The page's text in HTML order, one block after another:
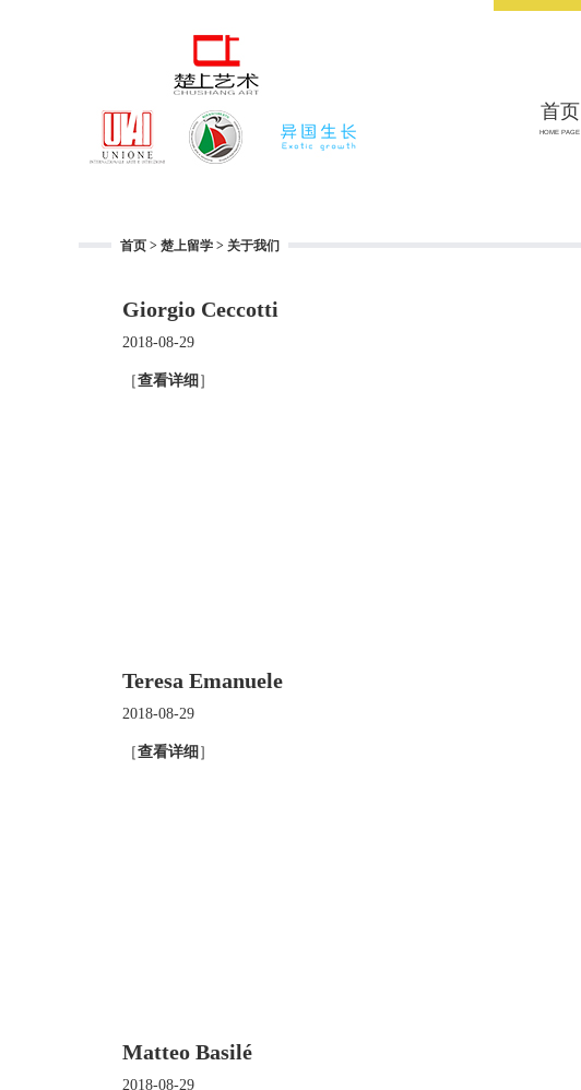
首页
HOME PAGE
首页 > 楚上留学 > 关于我们
Giorgio Ceccotti
2018-08-29
［查看详细 ］
Teresa Emanuele
2018-08-29
［查看详细 ］
Matteo Basilé
2018-08-29